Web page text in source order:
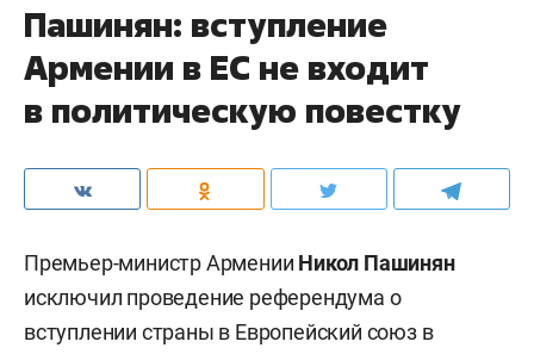
Пашинян: вступление
Армении в ЕС не входит
в политическую повестку
Премьер-министр Армении Никол Пашинян
исключил проведение референдума о
вступлении страны в Европейский союз в